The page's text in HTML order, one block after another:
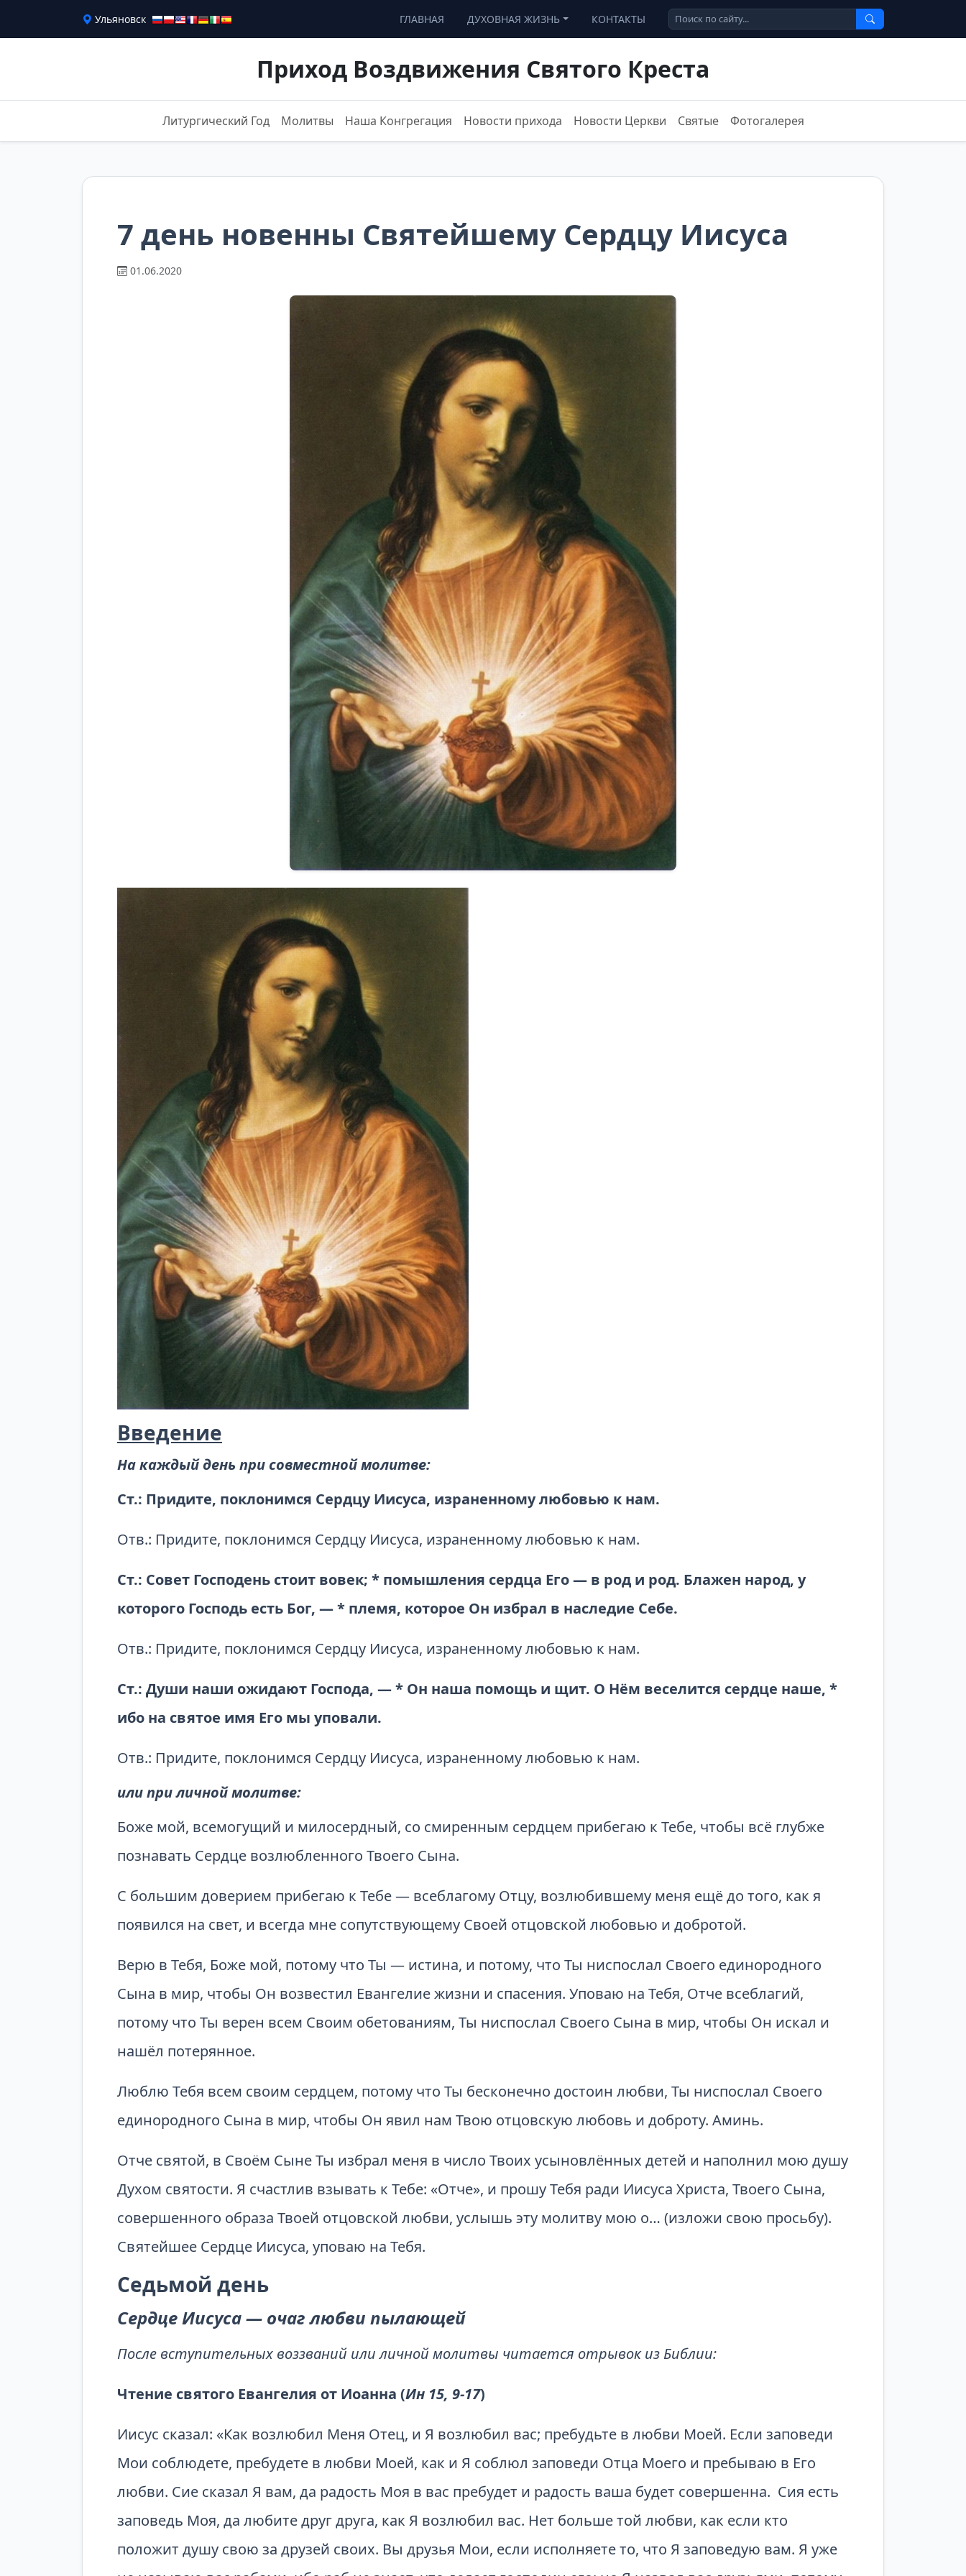
Ульяновск ГЛАВНАЯ ДУХОВНАЯ ЖИЗНЬ КОНТАКТЫ
Приход Воздвижения Святого Креста
Литургический Год Молитвы Наша Конгрегация Новости прихода Новости Церкви Святые Фотогалерея
7 день новенны Святейшему Сердцу Иисуса
01.06.2020
Введение
На каждый день при совместной молитве:
Ст.: Придите, поклонимся Сердцу Иисуса, израненному любовью к нам.
Отв.: Придите, поклонимся Сердцу Иисуса, израненному любовью к нам.
Ст.: Совет Господень стоит вовек; * помыш­ления сердца Его — в род и род. Блажен народ, у
которого Господь есть Бог, — * племя, которое Он избрал в наследие Себе.
Отв.: Придите, поклонимся Сердцу Иисуса, израненному любовью к нам.
Ст.: Души наши ожидают Господа, — * Он наша помощь и щит. О Нём веселится сердце наше, *
ибо на святое имя Его мы уповали.
Отв.: Придите, поклонимся Сердцу Иисуса, израненному любовью к нам.
или при личной молитве:
Боже мой, всемогущий и милосердный, со смиренным сердцем прибегаю к Тебе, чтобы всё глубже
познавать Сердце возлюбленного Твоего Сына.
С большим доверием прибегаю к Тебе — всеблагому Отцу, возлюбившему меня ещё до того, как я
появился на свет, и всегда мне сопутствующему Своей отцовской любовью и добротой.
Верю в Тебя, Боже мой, потому что Ты — истина, и потому, что Ты ниспослал Своего единородного
Сына в мир, чтобы Он возвестил Евангелие жизни и спасения. Уповаю на Тебя, Отче всеблагий,
потому что Ты верен всем Своим обетованиям, Ты ниспослал Своего Сына в мир, чтобы Он искал и
нашёл потерянное.
Люблю Тебя всем своим сердцем, потому что Ты бесконечно достоин любви, Ты ниспослал Своего
единородного Сына в мир, чтобы Он явил нам Твою отцов­скую любовь и доброту. Аминь.
Отче святой, в Своём Сыне Ты избрал меня в число Твоих усыновлённых детей и наполнил мою душу
Духом святости. Я счастлив взывать к Тебе: «Отче», и прошу Тебя ради Иисуса Христа, Твоего Сына,
совершенного образа Твоей отцовской любви, услышь эту молитву мою о… (изложи свою просьбу).
Святейшее Сердце Иисуса, уповаю на Тебя.
Седьмой день
СердцеИисуса — очаг любви пылающей
После вступительных воззваний или личной молитвы читается отрывок из Библии:
Чтение святого Евангелия от Иоанна (Ин 15, 9-17)
Иисус сказал: «Как возлюбил Меня Отец, и Я возлюбил вас; пребудьте в любви Моей. Если заповеди
Мои соблюдете, пребудете в любви Моей, как и Я соблюл заповеди Отца Моего и пребываю в Его
любви. Сие сказал Я вам, да радость Моя в вас пребудет и радость ваша будет совершенна. Сия есть
заповедь Моя, да любите друг друга, как Я возлюбил вас. Нет больше той любви, как если кто
положит душу свою за друзей своих. Вы друзья Мои, если исполняете то, что Я заповедую вам. Я уже